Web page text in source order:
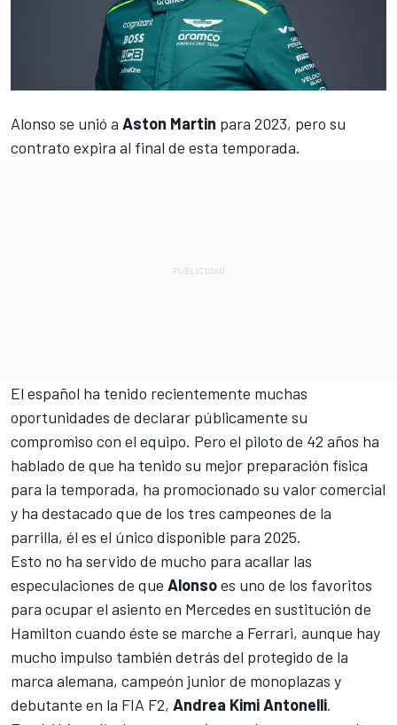
Alonso se unió a Aston Martin para 2023, pero su
contrato expira al final de esta temporada.
El español ha tenido recientemente muchas
oportunidades de declarar públicamente su
compromiso con el equipo. Pero el piloto de 42 años ha
hablado de que ha tenido su mejor preparación física
para la temporada, ha promocionado su valor comercial
y ha destacado que de los tres campeones de la
parrilla, él es el único disponible para 2025.
Esto no ha servido de mucho para acallar las
especulaciones de que Alonsoes uno de los favoritos
para ocupar el asiento en Mercedes en sustitución de
Hamilton cuando éste se marche a Ferrari, aunque hay
mucho impulso también detrás del protegido de la
marca alemana, campeón junior de monoplazas y
debutante en la FIA F2, Andrea Kimi Antonelli.